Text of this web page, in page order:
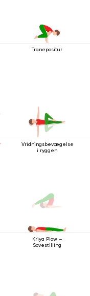
Tranepositur
Vridningsbevægelse
i ryggen
Kriya Plow –
Sovestilling